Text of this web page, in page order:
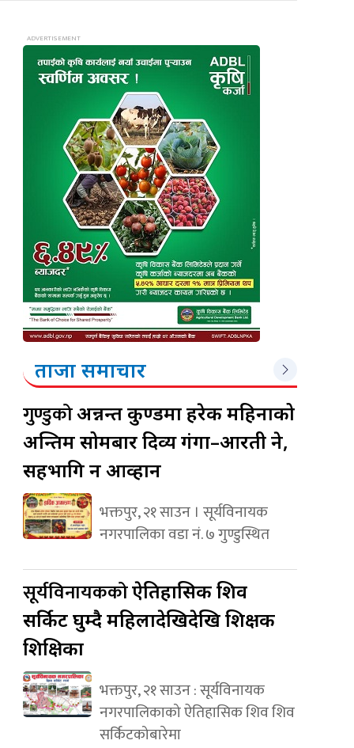
ताजा समाचार
गुण्डुकोअन्नन्त कुण्डमा हरेक महिनाको
अन्तिम सोमबार दिव्य गंगा–आरती हुने,
सहभागि हुन आव्हान
भक्तपुर, २१ साउन । सूर्यविनायक
नगरपालिका वडा नं. ७ गुण्डुस्थित
सूर्यविनायककोऐतिहासिक शिव
सर्किट घुम्दै महिलादेखिदेखि शिक्षक
शिक्षिका
भक्तपुर, २१ साउन : सूर्यविनायक
नगरपालिकाको ऐतिहासिक शिव शिव
सर्किटकोबारेमा